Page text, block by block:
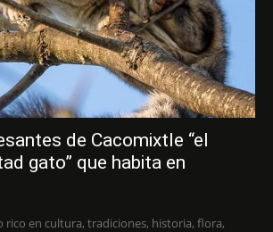
de Cacomixtle “el
gato” que habita en
rico en cultura, tradiciones, historia, flora,